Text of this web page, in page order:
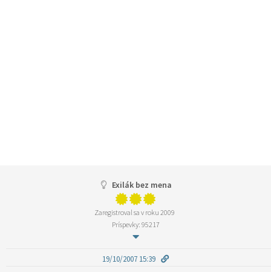
Exilák bez mena
Zaregistroval sa v roku 2009
Príspevky: 95217
19/10/2007 15:39